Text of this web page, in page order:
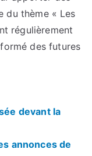
du thème « Les
régulièrement
des futures
devant la
annonces de